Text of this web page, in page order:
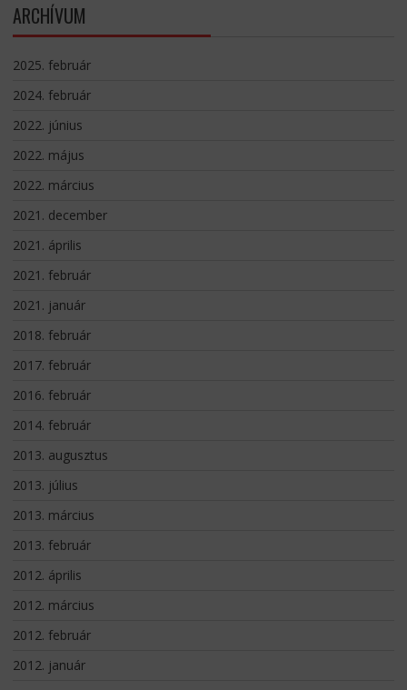
ARCHÍVUM
2025. február
2024. február
2022. június
2022. május
2022. március
2021. december
2021. április
2021. február
2021. január
2018. február
2017. február
2016. február
2014. február
2013. augusztus
2013. július
2013. március
2013. február
2012. április
2012. március
2012. február
2012. január